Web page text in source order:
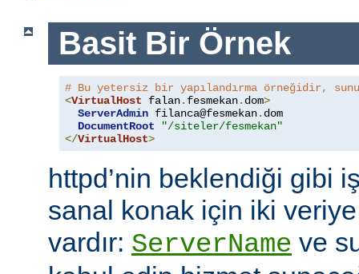
Basit Bir Örnek
# Bu yetersiz bir yapılandırma örneğidir,
<VirtualHost falan. fesmekan. dom>
ServerAdmin filanca@fesmekan. dom
DocumentRoot
"/siteler/fesmekan"
</VirtualHost>
httpd’nin beklendiği gibi
sanal konak için iki
vardır: ServerName ve